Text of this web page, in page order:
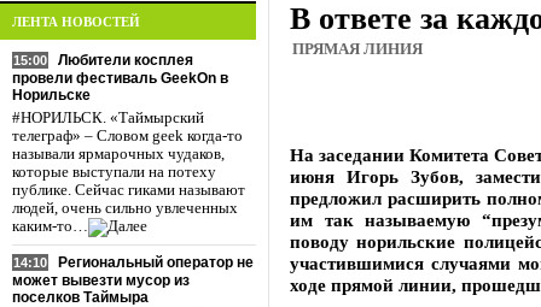
ЛЕНТА НОВОСТЕЙ
15:00
Любители косплея
провели фестиваль GeekOn в
Норильске
#НОРИЛЬСК. «Таймырский
телеграф» – Словом geek когда-то
называли ярмарочных чудаков,
которые выступали на потеху
публике. Сейчас гиками называют
людей, очень сильно увлеченных
каким-то…
14:10
Региональный оператор не
может вывезти мусор из
поселков Таймыра
В ответе за
ПРЯМАЯ ЛИНИЯ
На заседании Комитета
июня Игорь Зубов,
предложил расширить
им так называемую
поводу норильские
участившимися случаями
ходе прямой линии,